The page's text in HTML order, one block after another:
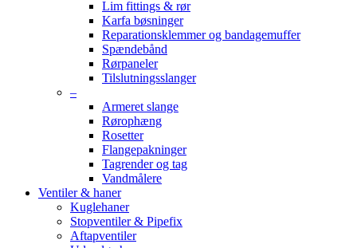
Lim fittings & rør
Karfa bøsninger
Reparationsklemmer og bandagemuffer
Spændebånd
Rørpaneler
Tilslutningsslanger
–
Armeret slange
Rørophæng
Rosetter
Flangepakninger
Tagrender og tag
Vandmålere
Ventiler & haner
Kuglehaner
Stopventiler & Pipefix
Aftapventiler